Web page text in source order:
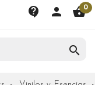
contact_support person shopping_basket0
